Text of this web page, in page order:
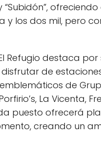
“Subidón”,
y los dos mil, pero
Refugio destaca
de
de
La Vicenta,
puesto ofrecerá
creando un